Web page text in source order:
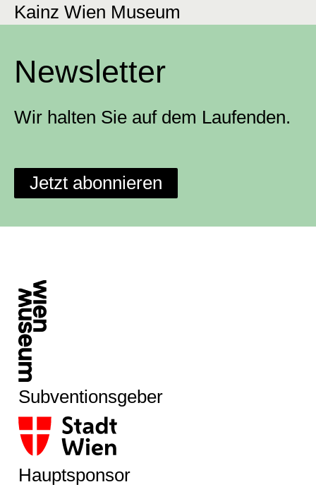
Kainz Wien Museum
Newsletter
Wir halten Sie auf dem Laufenden.
Jetzt abonnieren
Subventionsgeber
Hauptsponsor